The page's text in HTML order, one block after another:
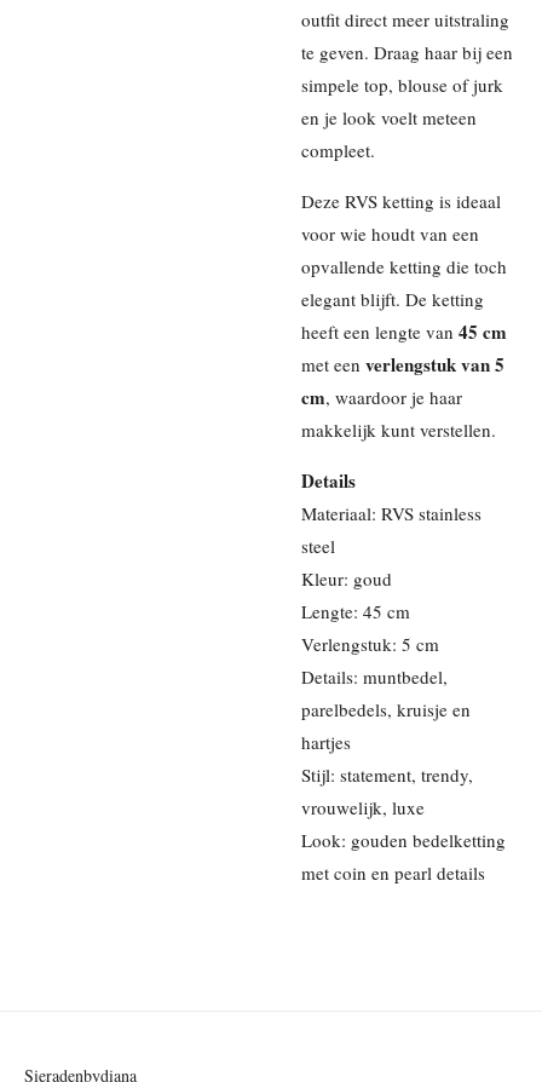
outfit direct meer uitstraling
te geven. Draag haar bij een
simpele top, blouse of jurk
en je look voelt meteen
compleet.
Deze RVS ketting is ideaal
voor wie houdt van een
opvallende ketting die toch
elegant blijft. De ketting
heeft een lengte van 45 cm
met een verlengstuk van 5
cm, waardoor je haar
makkelijk kunt verstellen.
Details
Materiaal: RVS stainless
steel
Kleur: goud
Lengte: 45 cm
Verlengstuk: 5 cm
Details: muntbedel,
parelbedels, kruisje en
hartjes
Stijl: statement, trendy,
vrouwelijk, luxe
Look: gouden bedelketting
met coin en pearl details
Sieradenbydiana